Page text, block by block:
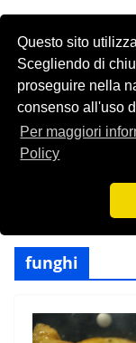
Questo sito
Scegliendo di
proseguire nella
consenso all'uso
Per maggiori
Policy
Salta
contenuto
funghi